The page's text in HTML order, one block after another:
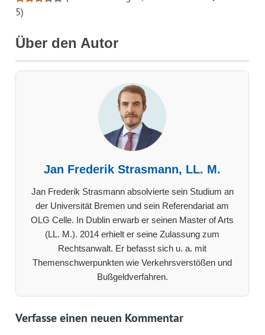
5)
Über den Autor
Jan Frederik Strasmann, LL. M.
Jan Frederik Strasmann absolvierte sein Studium an
der Universität Bremen und sein Referendariat am
OLG Celle. In Dublin erwarb er seinen Master of Arts
(LL. M.). 2014 erhielt er seine Zulassung zum
Rechtsanwalt. Er befasst sich u. a. mit
Themenschwerpunkten wie Verkehrsverstößen und
Bußgeldverfahren.
Verfasse einen neuen Kommentar